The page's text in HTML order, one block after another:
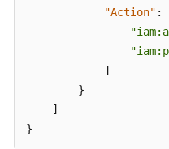
"Action" :
]
}
]
}